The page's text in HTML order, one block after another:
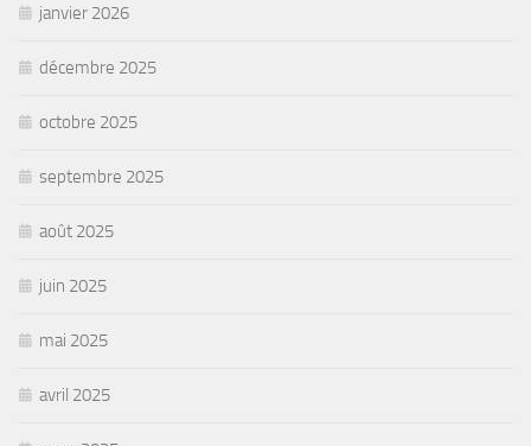
janvier 2026
décembre 2025
octobre 2025
septembre 2025
août 2025
juin 2025
mai 2025
avril 2025